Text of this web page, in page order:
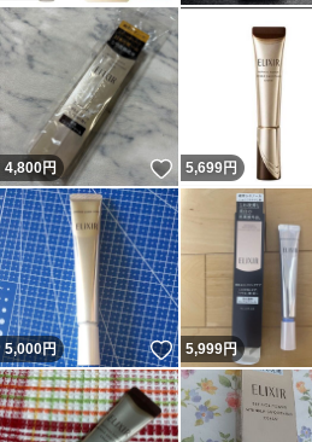
4,800円 いいね！
5,699円
5,000円 いいね！
5,999円